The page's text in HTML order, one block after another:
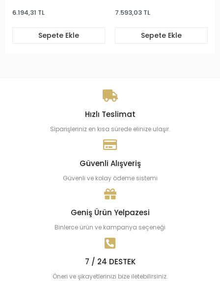
6.194,31 TL
Sepete Ekle
7.593,03 TL
Sepete Ekle
Hızlı Teslimat
Siparişleriniz en kısa sürede elinize ulaşır.
Güvenli Alışveriş
Güvenli ve kolay ödeme sistemi
Geniş Ürün Yelpazesi
Binlerce ürün ve kampanya seçeneği
7 / 24 DESTEK
Öneri ve şikayetlerinizi bize iletebilirsiniz.